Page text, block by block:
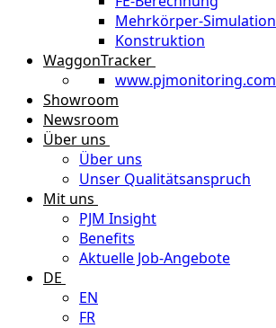
Mehrkörper-Simulation
Konstruktion
WaggonTracker
www.pjmonitoring.com
Showroom
Newsroom
Über uns
Über uns
Unser Qualitätsanspruch
Mit uns
PJM Insight
Benefits
Aktuelle Job-Angebote
DE
EN
FR